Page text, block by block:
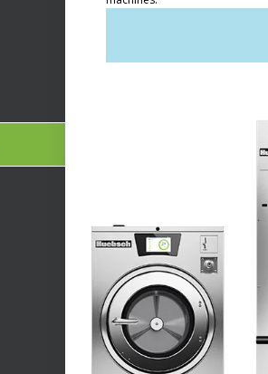
支援
技術文獻
洗衣設計